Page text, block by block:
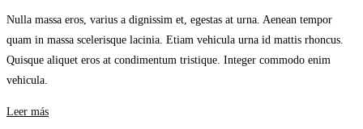
Nulla massa eros, varius a dignissim et, egestas at urna. Aenean tempor
quam in massa scelerisque lacinia. Etiam vehicula urna id mattis rhoncus.
Quisque aliquet eros at condimentum tristique. Integer commodo enim
vehicula.
Leer más